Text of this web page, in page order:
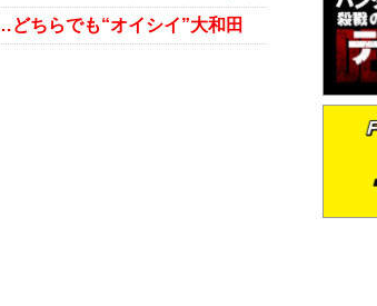
どちらでも“オイシイ”大和田